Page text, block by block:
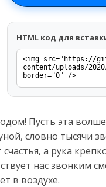
HTML код для
Пусть эта
словно
счастья, а рука
нас звонким
в воздухе.